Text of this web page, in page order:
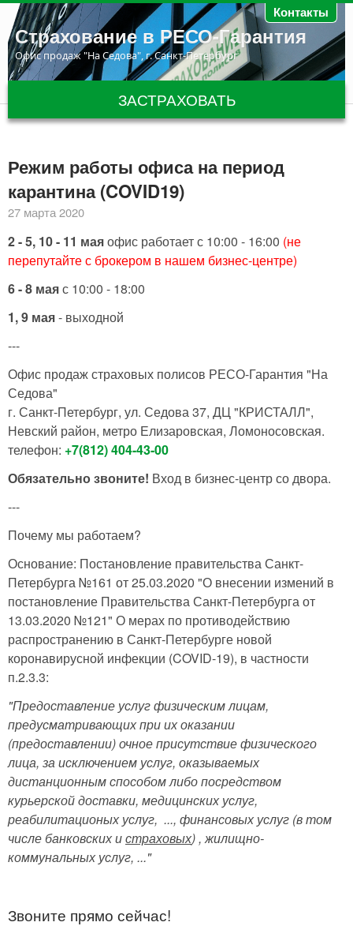
Перейти к основному содержанию Контакты
Страхование в РЕСО-Гарантия
Офис продаж "На Седова", г. Санкт-Петербург
ЗАСТРАХОВАТЬ
Режим работы офиса на период
карантина (COVID19)
27 марта 2020
2 - 5, 10 - 11 маяофис работает с 10:00 - 16:00 (не
перепутайте с брокером в нашем бизнес-центре)
6 - 8 маяс 10:00 - 18:00
1, 9 мая- выходной
---
Офис продаж страховых полисов РЕСО-Гарантия "На
Седова"
г. Санкт-Петербург, ул. Седова 37, ДЦ "КРИСТАЛЛ",
Невский район, метро Елизаровская, Ломоносовская.
телефон: +7(812) 404-43-00
Обязательно звоните! Вход в бизнес-центр со двора.
---
Почему мы работаем?
Основание: Постановление правительства Санкт-
Петербурга №161 от 25.03.2020 "О внесении измений в
постановление Правительства Санкт-Петербурга от
13.03.2020 №121" О мерах по противодействию
распространению в Санкт-Петербурге новой
коронавирусной инфекции (COVID-19), в частности
п.2.3.3:
"Предоставление услуг физическим лицам,
предусматривающих при их оказании
(предоставлении) очное присутствие физического
лица, за исключением услуг, оказываемых
дистанционным способом либо посредством
курьерской доставки, медицинских услуг,
реабилитационых услуг, ..., финансовых услуг (в том
числе банковских истраховых) , жилищно-
коммунальных услуг, ..."
Звоните прямо сейчас!